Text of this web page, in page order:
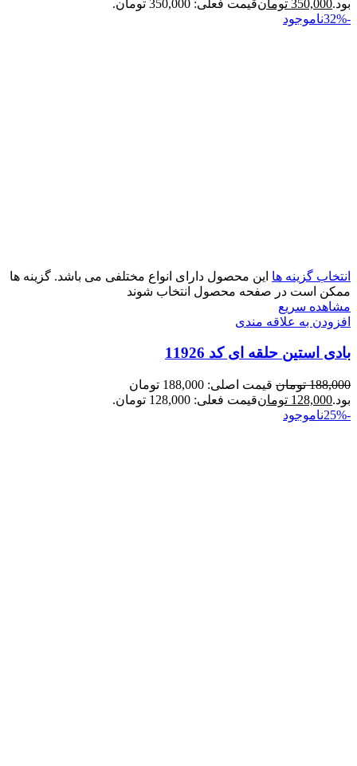
بود.350,000 تومانقیمت فعلی: 350,000 تومان.
-32%
ناموجود
انتخاب گزینه ها این محصول دارای انواع مختلفی می باشد. گزینه ها
ممکن است در صفحه محصول انتخاب شوند
مشاهده سریع
افزودن به علاقه مندی
بادی استین حلقه ای کد 11926
188,000 تومان
قیمت اصلی: 188,000 تومان
بود.128,000 تومانقیمت فعلی: 128,000 تومان.
-25%
ناموجود